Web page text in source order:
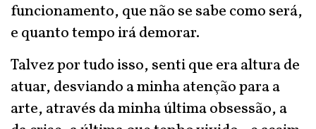
funcionamento, que não se sabe como será,
e quanto tempo irá demorar.
Talvez por tudo isso, senti que era altura de
atuar, desviando a minha atenção para a
arte, através da minha última obsessão, a